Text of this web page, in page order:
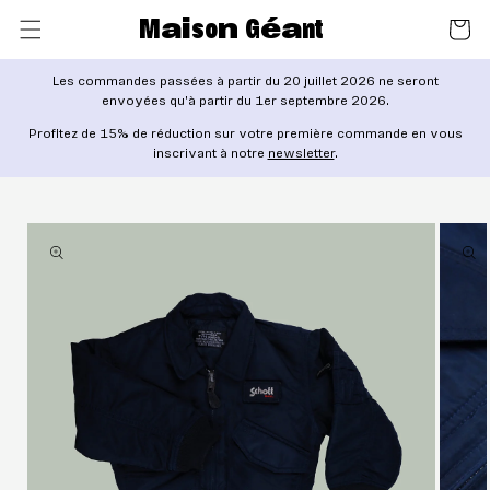
PASSER
AU
CONTENU
Maison Géant Panier
Les commandes passées à partir du 20 juillet 2026 ne seront
envoyées qu'à partir du 1er septembre 2026.
Profitez de 15% de réduction sur votre première commande en vous
inscrivant à notre newsletter.
PASSER AUX
INFORMATIONS
PRODUITS